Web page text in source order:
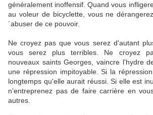
généralement inoffensif. Quand vous
au voleur de bicyclette, vous ne
´abuser de ce pouvoir.
Ne croyez pas que vous serez d'autant
vous serez plus terribles. Ne croyez
nouveaux saints Georges, vaincre l'hydre
une répression impitoyable. Si la
longtemps qu'elle aurait réussi. Si elle est
n'entreprenez pas de faire carrière en
autres.